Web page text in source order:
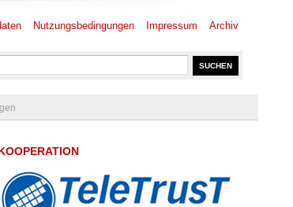
Nutzungsbedingungen Impressum Archiv